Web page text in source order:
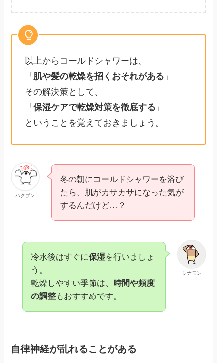
以上からコールドシャワーは、
「 肌や髪の乾燥を招くおそれがある 」
その解決策として、
「保湿ケアで乾燥対策を徹底する 」
ということを覚えておきましょう。
ハクブン
冬の朝にコールドシャワーを浴び
たら、肌がカサカサになった気が
するんだけど…？
シナモン
冷水後はすぐに保湿を行いましょ
う。
乾燥しやすい季節は、 時間や頻度
の調整もおすすめです。
自律神経が乱れることがある